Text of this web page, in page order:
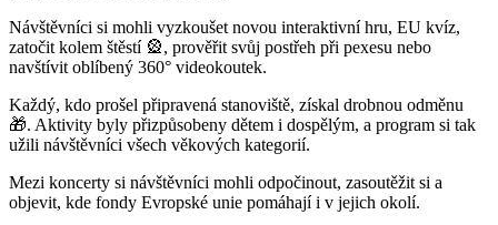
Návštěvníci si mohli vyzkoušet novou interaktivní hru, EU kvíz,
zatočit kolem štěstí 🎡, prověřit svůj postřeh při pexesu nebo
navštívit oblíbený 360° videokoutek.
Každý, kdo prošel připravená stanoviště, získal drobnou odměnu
🎁. Aktivity byly přizpůsobeny dětem i dospělým, a program si tak
užili návštěvníci všech věkových kategorií.
Mezi koncerty si návštěvníci mohli odpočinout, zasoutěžit si a
objevit, kde fondy Evropské unie pomáhají i v jejich okolí.